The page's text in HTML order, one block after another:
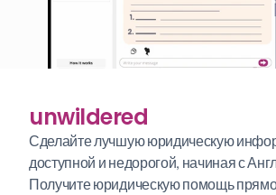
unwildered
Сделайте лучшую юридическую
доступной и недорогой, начиная с
Получите юридическую помощь